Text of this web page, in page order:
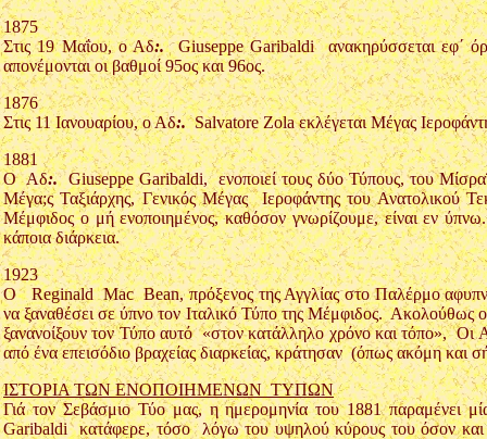
1875
Στις 19 Μαΐου, ο Αδ:.Giuseppe Garibaldi ανακηρύσσεται εφ΄
απονέμονται οι βαθμοί 95ος και 96ος.
1876
Στις 11 Ιανουαρίου, ο Αδ:.Salvatore Zola εκλέγεται Μέγας
1881
Ο Αδ:.Giuseppe Garibaldi, ενοποιεί τους δύο Τύπους, του
Μέγα;ς Ταξιάρχης, Γενικός Μέγας Ιεροφάντης του Ανατολικού
Μέμφιδος ο μή ενοποιημένος, καθόσον γνωρίζουμε, είναι εν
κάποια διάρκεια.
1923
Ο Reginald Mac Bean, πρόξενος της Αγγλίας στο Παλέρμο
να ξαναθέσει σε ύπνο τον Ιταλικό Τύπο της Μέμφιδος. Ακολούθως
ξανανοίξουν τον Τύπο αυτό «στον κατάλληλο χρόνο και τόπο», Οι
από ένα επεισόδιο βραχείας διαρκείας, κράτησαν (όπως ακόμη και
ΙΣΤΟΡΙΑ ΤΩΝ ΕΝΟΠΟΙΗΜΕΝΩΝ ΤΥΠΩΝ
Γιά τον Σεβάσμιο Τύο μας, η ημερομηνία του 1881 παραμένει
Garibaldi κατάφερε, τόσο λόγω του υψηλού κύρους του όσον και